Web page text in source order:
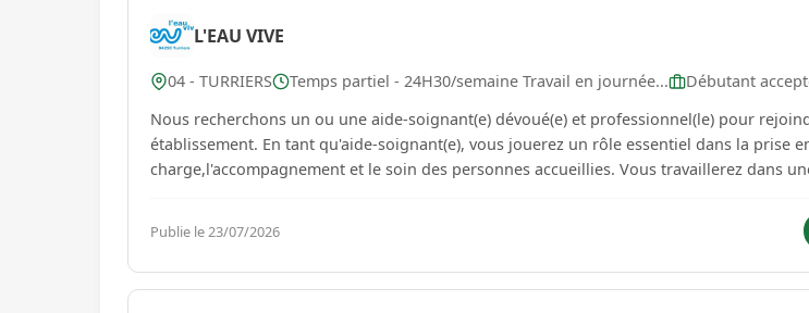
L'EAU VIVE
04 - TURRIERS Temps partiel - 24H30/semaine Travail en journée...
Débutant
Nous recherchons un ou une aide-soignant(e) dévoué(e) et professionnel(le) pour
établissement. En tant qu'aide-soignant(e), vous jouerez un rôle essentiel dans la prise en
charge,l'accompagnement et le soin des personnes accueillies. Vous travaillerez dans une équipe pluri-
Publie le 23/07/2026